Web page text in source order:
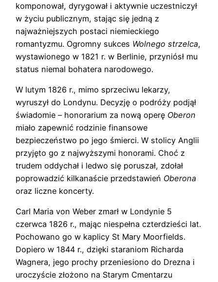
komponował, dyrygował i aktywnie uczestniczył
w życiu publicznym, stając się jedną z
najważniejszych postaci niemieckiego
romantyzmu. Ogromny sukces Wolnego strzelca,
wystawionego w 1821 r. w Berlinie, przyniósł mu
status niemal bohatera narodowego.
W lutym 1826 r., mimo sprzeciwu lekarzy,
wyruszył do Londynu. Decyzję o podróży podjął
świadomie – honorarium za nową operę Oberon
miało zapewnić rodzinie finansowe
bezpieczeństwo po jego śmierci. W stolicy Anglii
przyjęto go z najwyższymi honorami. Choć z
trudem oddychał i ledwo się poruszał, zdołał
poprowadzić kilkanaście przedstawień Oberona
oraz liczne koncerty.
Carl Maria von Weber zmarł w Londynie 5
czerwca 1826 r., mając niespełna czterdzieści lat.
Pochowano go w kaplicy St Mary Moorfields.
Dopiero w 1844 r., dzięki staraniom Richarda
Wagnera, jego prochy przeniesiono do Drezna i
uroczyście złożono na Starym Cmentarzu